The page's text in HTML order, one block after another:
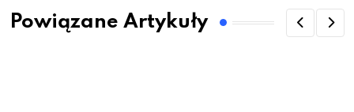
Powiązane Artykuły